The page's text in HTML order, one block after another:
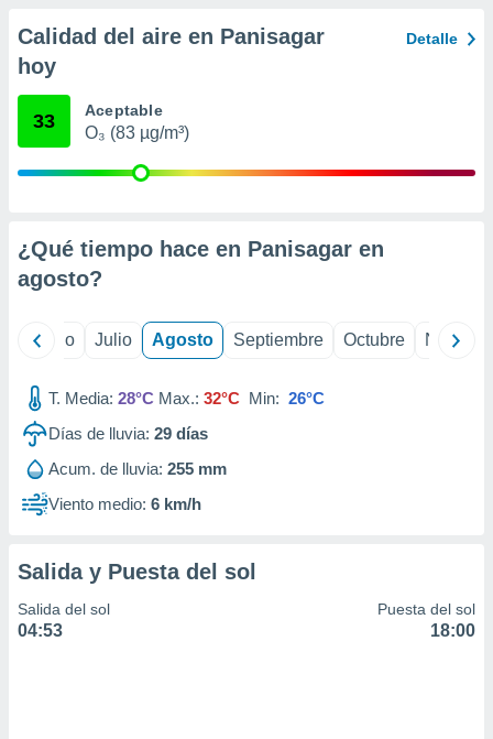
e
mediante
publicidad
de
Calidad del aire en Panisagar
hoy
Detalle
33 Aceptable
O₃ (83 µg/m³)
¿Qué tiempo hace en Panisagar en
agosto?
Junio Julio Agosto Septiembre Octubre
T. Media: 28°C Max.: 32°C Min: 26°C
Días de lluvia: 29 días
Acum. de lluvia: 255 mm
Viento medio: 6 km/h
Salida y Puesta del sol
Salida del sol
04:53
Puesta del sol
18:00